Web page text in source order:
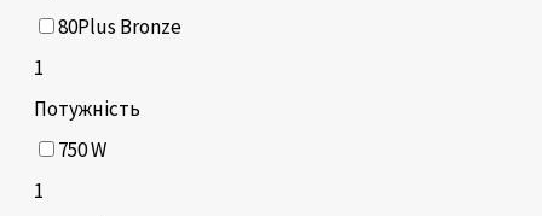
80Plus Bronze
1
Потужність
750 W
1